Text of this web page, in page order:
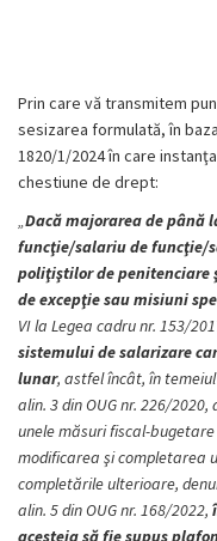
Prin care vă transmitem
sesizarea formulată, în
1820/1/2024 în care
chestiune de drept:
„Dacă majorarea de până
funcţie/salariu de funcţie/
poliţiştilor de penitenciare
de excepţie sau misiuni
VI la Legea cadru nr. 153/
sistemului de salarizare
lunar, astfel încât, în
alin. 3 din OUG nr. 226/
unele măsuri fiscal-
modificarea şi completarea
completările ulterioare,
alin. 5 din OUG nr. 168/2022,
acesteia să fie supus